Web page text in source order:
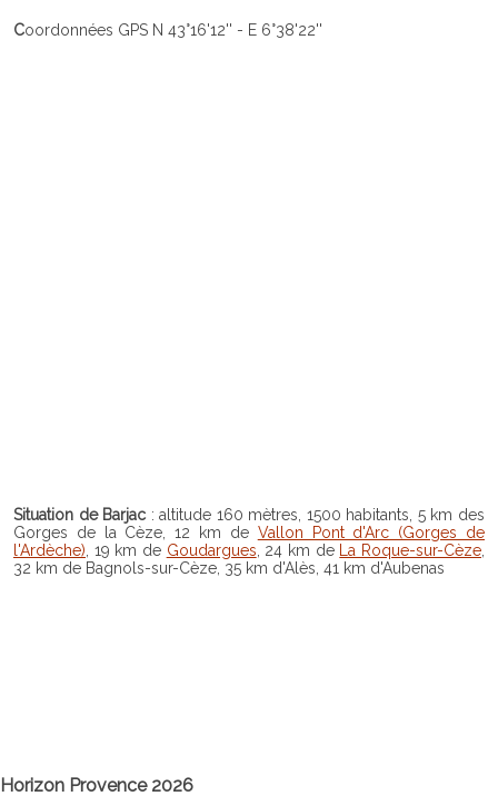
Coordonnées GPS N 43°16'12'' - E 6°38'22''
Situation de Barjac : altitude 160 mètres, 1500 habitants, 5 km des
Gorges de la Cèze, 12 km de Vallon Pont d'Arc (Gorges de
l'Ardèche) , 19 km de Goudargues , 24 km de La Roque-sur-Cèze
32 km de Bagnols-sur-Cèze, 35 km d'Alès, 41 km d'Aubenas
Horizon Provence 2026